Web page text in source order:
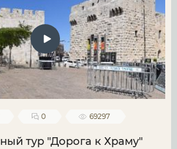
0 69297
тур "Дорога к Храму"